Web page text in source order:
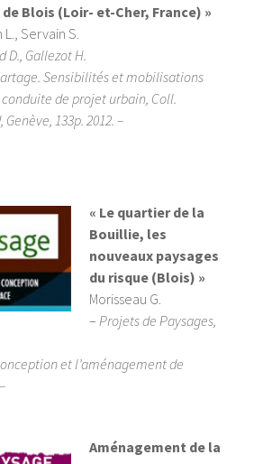
Blois (Loir- et-Cher, France) »
L., Servain S.
D., Gallezot H.
Sensibilités et mobilisations
de projet urbain, Coll.
133p. 2012. –
« Le quartier de la
Bouillie, les
nouveaux paysages
du risque (Blois) »
Morisseau G.
– Projets de Paysages,
et l’aménagement de
Aménagement de la